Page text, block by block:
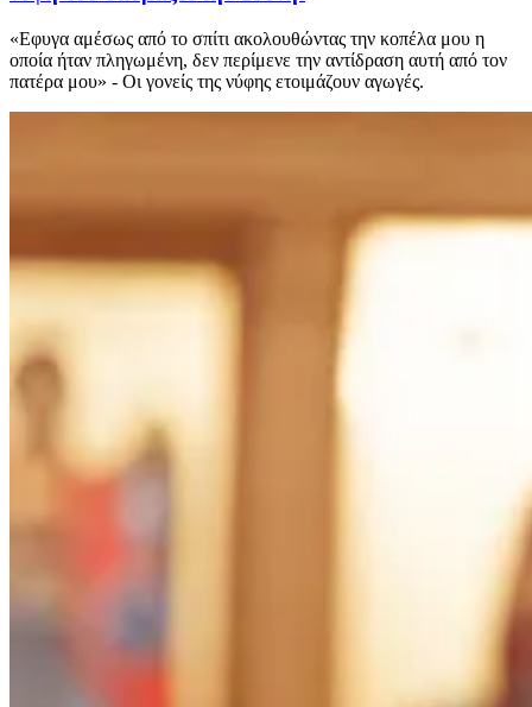
«Εφυγα αμέσως από το σπίτι ακολουθώντας την κοπέλα μου η
οποία ήταν πληγωμένη, δεν περίμενε την αντίδραση αυτή από τον
πατέρα μου» - Οι γονείς της νύφης ετοιμάζουν αγωγές.